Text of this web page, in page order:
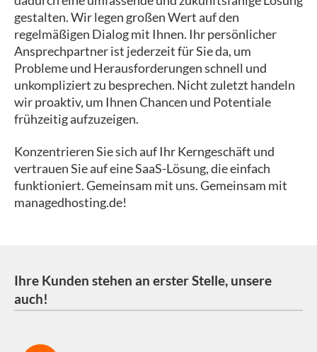
gestalten. Wir legen großen Wert auf den
regelmäßigen Dialog mit Ihnen. Ihr persönlicher
Ansprechpartner ist jederzeit für Sie da, um
Probleme und Herausforderungen schnell und
unkompliziert zu besprechen. Nicht zuletzt handeln
wir proaktiv, um Ihnen Chancen und Potentiale
frühzeitig aufzuzeigen.
Konzentrieren Sie sich auf Ihr Kerngeschäft und
vertrauen Sie auf eine SaaS-Lösung, die einfach
funktioniert. Gemeinsam mit uns. Gemeinsam mit
managedhosting.de!
Ihre Kunden stehen an erster Stelle, unsere
auch!